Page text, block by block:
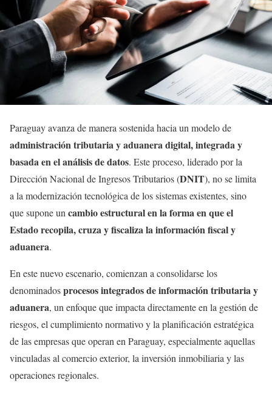
Paraguay avanza de manera sostenida hacia un modelo de
administración tributaria y aduanera digital, integrada y
basada en el análisis de datos. Este proceso, liderado por la
Dirección Nacional de Ingresos Tributarios (DNIT), no se limita
a la modernización tecnológica de los sistemas existentes, sino
que supone uncambio estructural en la forma en que el
Estado recopila, cruza y fiscaliza la información fiscal y
aduanera.
En este nuevo escenario, comienzan a consolidarse los
denominadosprocesos integrados de información tributaria y
aduanera, un enfoque que impacta directamente en la gestión de
riesgos, el cumplimiento normativo y la planificación estratégica
de las empresas que operan en Paraguay, especialmente aquellas
vinculadas al comercio exterior, la inversión inmobiliaria y las
operaciones regionales.